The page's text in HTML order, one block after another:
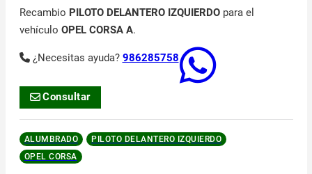
Recambio PILOTO DELANTERO IZQUIERDOpara el
vehículo OPEL CORSA A.
¿Necesitas ayuda? 986285758
Consultar
ALUMBRADO
PILOTO DELANTERO IZQUIERDO
OPEL CORSA